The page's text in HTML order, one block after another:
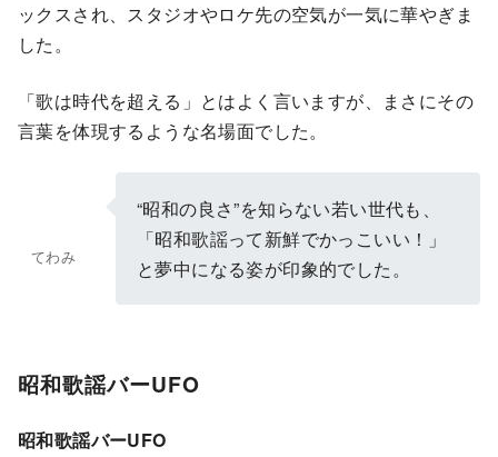
ックスされ、スタジオやロケ先の空気が一気に華やぎま
した。
「歌は時代を超える」とはよく言いますが、まさにその
言葉を体現するような名場面でした。
てわみ
“昭和の良さ”を知らない若い世代も、
「昭和歌謡って新鮮でかっこいい！」
と夢中になる姿が印象的でした。
昭和歌謡バーUFO
昭和歌謡バーUFO